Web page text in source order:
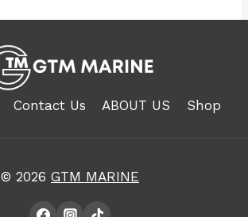
Contact Us ABOUT US Shop
© 2026 GTM MARINE